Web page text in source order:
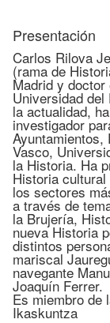
Presentación
Carlos Rilova
(rama de
Madrid y
Universidad
la actualidad,
investigador
Ayuntamientos,
Vasco,
la Historia. Ha
Historia
los sectores
a través de
la Brujería,
nueva Historia
distintos
mariscal
navegante
Joaquín Ferrer.
Es miembro de
Ikaskuntza